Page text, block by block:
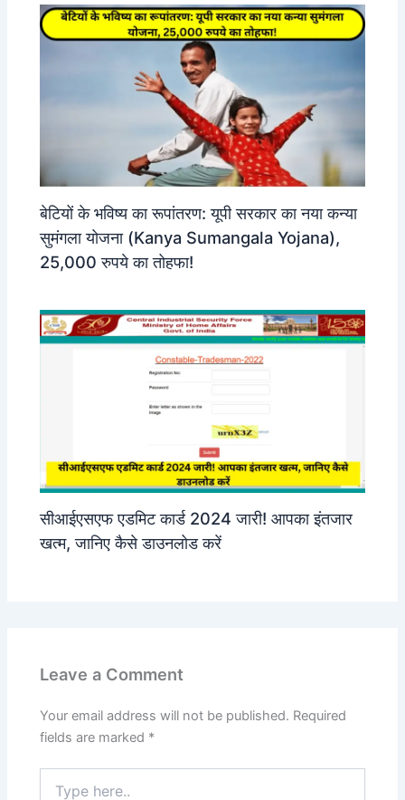
बेटियों के भविष्य का रूपांतरण: यूपी सरकार का नया कन्या
सुमंगला योजना (Kanya Sumangala Yojana),
25,000 रुपये का तोहफा!
सीआईएसएफ एडमिट कार्ड 2024 जारी! आपका इंतजार
खत्म, जानिए कैसे डाउनलोड करें
Leave a Comment
Your email address will not be published. Required
fields are marked *
here..